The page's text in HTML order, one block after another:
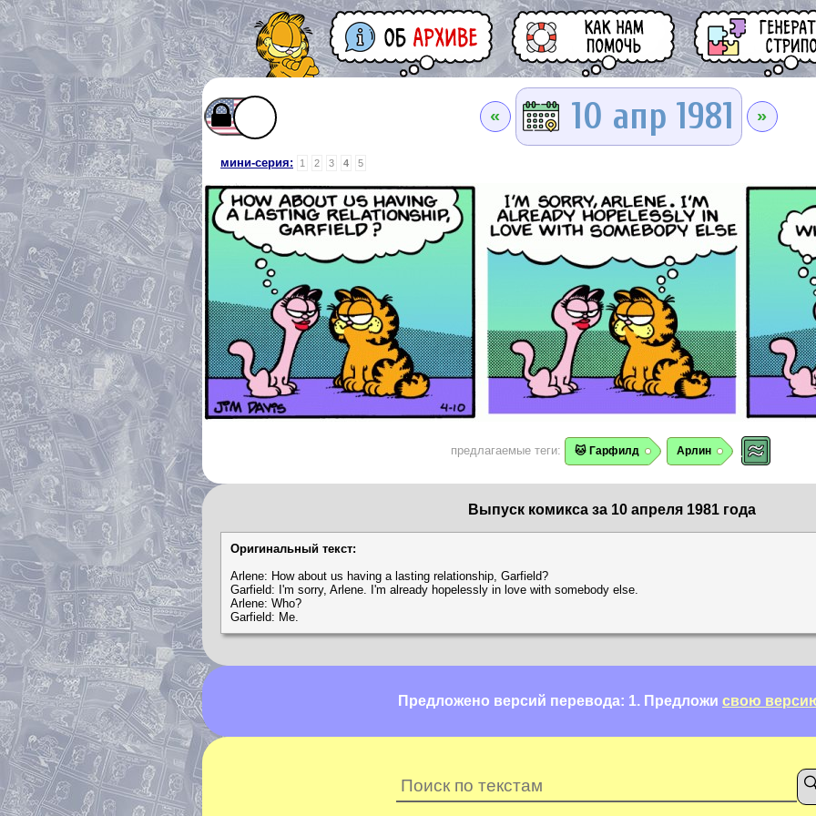
« 10 апр 1981 »
мини-серия: 1 2 3 4 5
предлагаемые теги: 🐱 Гарфилд Арлин
Выпуск комикса за 10 апреля 1981 года
Оригинальный текст:
Arlene: How about us having a lasting relationship, Garfield?
Garfield: I'm sorry, Arlene. I'm already hopelessly in love with somebody else.
Arlene: Who?
Garfield: Me.
Предложено версий перевода: 1. Предложи свою